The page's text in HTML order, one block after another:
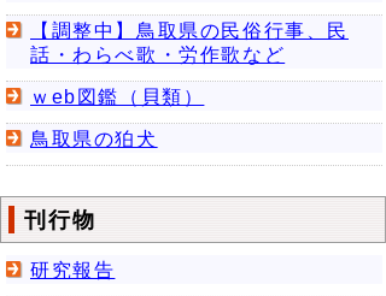
【調整中】鳥取県の民俗行事、民
話・わらべ歌・労作歌など
ｗeb図鑑（貝類）
鳥取県の狛犬
刊行物
研究報告